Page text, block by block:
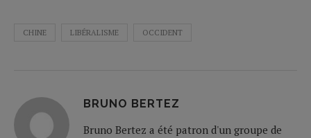
CHINE LIBÉRALISME OCCIDENT
BRUNO BERTEZ
Bruno Bertez a été patron d'un groupe de